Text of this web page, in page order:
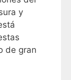
y
de gran